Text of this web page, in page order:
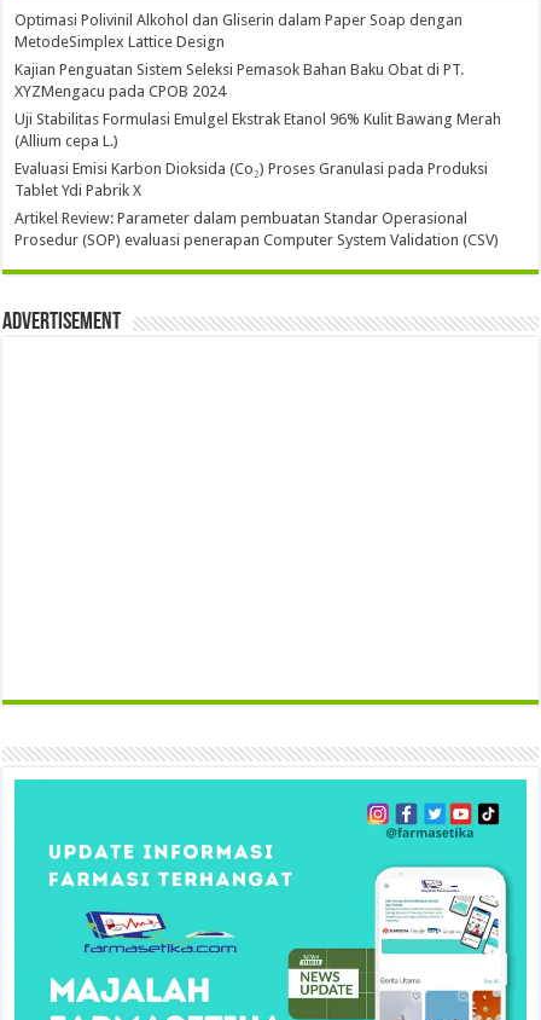
Optimasi Polivinil Alkohol dan Gliserin dalam Paper Soap dengan
MetodeSimplex Lattice Design
Kajian Penguatan Sistem Seleksi Pemasok Bahan Baku Obat di PT.
XYZMengacu pada CPOB 2024
Uji Stabilitas Formulasi Emulgel Ekstrak Etanol 96% Kulit Bawang Merah
(Allium cepa L.)
Evaluasi Emisi Karbon Dioksida (Co₂) Proses Granulasi pada Produksi
Tablet Ydi Pabrik X
Artikel Review: Parameter dalam pembuatan Standar Operasional
Prosedur (SOP) evaluasi penerapan Computer System Validation (CSV)
Advertisement